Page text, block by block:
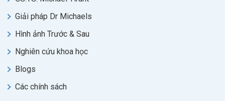
Giải pháp Dr Michaels
Hình ảnh Trước & Sau
Nghiên cứu khoa học
Blogs
Các chính sách